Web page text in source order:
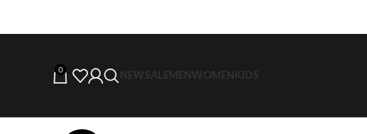
0 NEWSALEMENWOMENKIDS